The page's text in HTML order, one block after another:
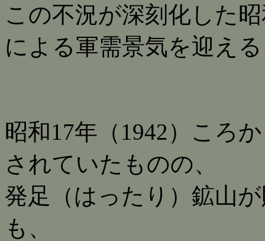
この不況が深刻化した
による軍需景気を迎え
昭和17年（1942）ころ
されていたものの、
発足（はったり）鉱山
も、